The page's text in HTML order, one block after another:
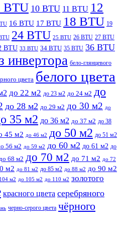
BTU 10 BTU 11 BTU 12
16 BTU 17 BTU 18 BTU 19
24 BTU 25 BTU 26 BTU 27 BTU
BTU 33 BTU 34 BTU 35 BTU 36 BTU
инвертора бело-глянцевого
цвета белого цвета
до 22 м2 до 23 м2 до 24 м2 до
до 28 м2 до 29 м2 до 30 м2 до
35 м2 до 36 м2 до 37 м2 до 38
45 м2 до 46 м2 до 50 м2 до 51 м2
56 м2 до 59 м2 до 60 м2 до 61 м2 до
68 м2 до 70 м2 до 71 м2 до 72
м2 до 81 м2 до 85 м2 до 88 м2 до 90 м2
м2 до 105 м2 до 110 м2 золотого
красного цвета серебряного
черно-серого цвета чёрного